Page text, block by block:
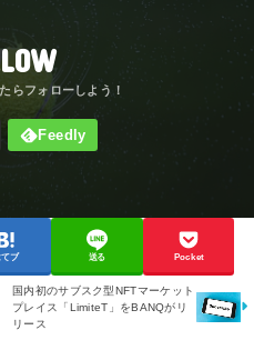
てブ 送る Pocket
国内初のサブスク型NFTマーケット
プレイス「LimiteT」をBANQがリ
リース